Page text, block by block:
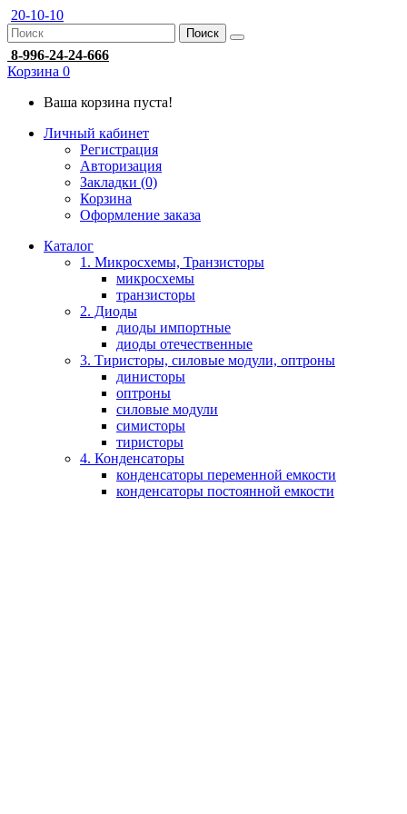
20-10-10
Поиск
8-996-24-24-666
Корзина 0
Ваша корзина пуста!
Личный кабинет
Регистрация
Авторизация
Закладки (0)
Корзина
Оформление заказа
Каталог
1. Микросхемы, Транзисторы
микросхемы
транзисторы
2. Диоды
диоды импортные
диоды отечественные
3. Тиристоры, силовые модули, оптроны
динисторы
оптроны
силовые модули
симисторы
тиристоры
4. Конденсаторы
конденсаторы переменной емкости
конденсаторы постоянной емкости